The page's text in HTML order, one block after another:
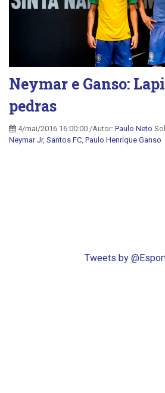
Neymar e Ganso:
pedras
4/mai/2016 16:00:00 /Autor: Paulo Neto
Neymar Jr, Santos FC Paulo Henrique Ganso
Tweets by